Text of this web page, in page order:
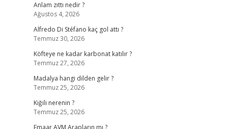
Anlam zıttı nedir ?
Ağustos 4, 2026
Alfredo Di Stéfano kaç gol attı ?
Temmuz 30, 2026
Köfteye ne kadar karbonat katılır ?
Temmuz 27, 2026
Madalya hangi dilden gelir ?
Temmuz 25, 2026
Kiğili nerenin ?
Temmuz 25, 2026
Emaar AVM Arapların mı ?